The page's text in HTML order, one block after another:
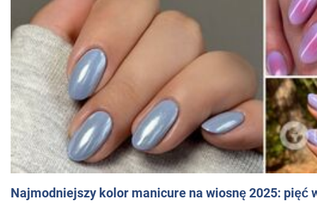
Najmodniejszy kolor manicure na wiosnę 2025: pięć